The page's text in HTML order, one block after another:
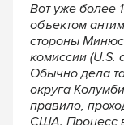
Вот уже более
объектом
стороны
комиссии (U.S.
Обычно дела
округа
правило,